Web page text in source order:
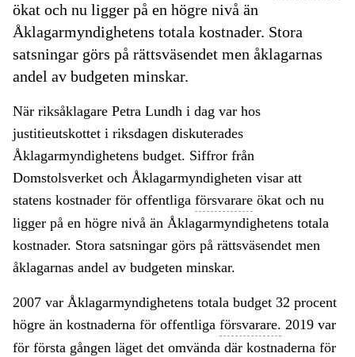
ökat och nu ligger på en högre nivå än
Åklagarmyndighetens totala kostnader. Stora
satsningar görs på rättsväsendet men åklagarnas
andel av budgeten minskar.
När riksåklagare Petra Lundh i dag var hos
justitieutskottet i riksdagen diskuterades
Åklagarmyndighetens budget. Siffror från
Domstolsverket och Åklagarmyndigheten visar att
statens kostnader för offentliga försvarare ökat och nu
ligger på en högre nivå än Åklagarmyndighetens totala
kostnader. Stora satsningar görs på rättsväsendet men
åklagarnas andel av budgeten minskar.
2007 var Åklagarmyndighetens totala budget 32 procent
högre än kostnaderna för offentliga försvarare. 2019 var
för första gången läget det omvända där kostnaderna för